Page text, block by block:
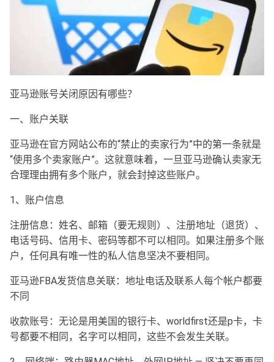
亚马逊账号关闭原因有哪些？
一、账户关联
亚马逊在官方网站公布的“禁止的卖家行为”中的第一条就是
“使用多个卖家账户”。这就意味着，一旦亚马逊确认卖家无
合理理由拥有多个账户，就会封掉这些账户。
1、账户信息
注册信息：姓名、邮箱（要无规则）、注册地址（退货）、
电话号码、信用卡、密码等都不可以相同。如果注册多个账
户，任何具有唯一性的私人信息坚决不要相同。
亚马逊FBA发货信息关联：地址电话及联系人每个帐户都要
不同
收款账号：无论是用美国的银行卡、worldfirst还是p卡，卡
号都要不相同，名字可以相同，这些不会发生关联。